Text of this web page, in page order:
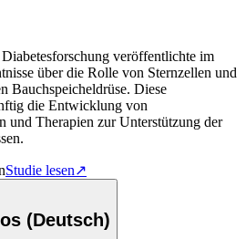
veröffentlichte im
über die Rolle von Sternzellen und
Bauchspeicheldrüse. Diese
die Entwicklung von
und Therapien zur Unterstützung der
Studie lesen↗
(Deutsch)